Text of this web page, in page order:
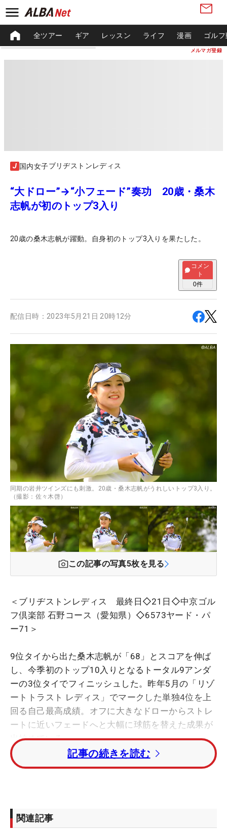
メルマガ登録
全ツアー ギア レッスン ライフ 漫画 ゴル
国内女子ブリヂストンレディス
“大ドロー”→“小フェード”奏功 20歳・桑木
志帆が初のトップ3入り
20歳の桑木志帆が躍動。自身初のトップ3入りを果たした。
コメン
ト
0件
配信日時： 2023年5月21日 20時12分
同期の岩井ツインズにも刺激。20歳・桑木志帆がうれしいトップ3入り。
（撮影：佐々木啓）
この記事の写真5枚を見る
＜ブリヂストンレディス 最終日◇21日◇中京ゴル
フ倶楽部 石野コース（愛知県）◇6573ヤード・パ
ー71＞
9位タイから出た桑木志帆が「68」とスコアを伸ば
し、今季初のトップ10入りとなるトータル9アンダ
ーの3位タイでフィニッシュした。昨年5月の「リゾ
ートトラスト レディス」でマークした単独4位を上
回る自己最高成績。オフに大きなドローからストレ
ートに近いフェードへと大幅に球筋を替えた成果が
出始めている。
大会に珍プレー大賞のようなものがあれば、間違い
の右から攻めるが、桑木は左に大きく引っ掛けた。
ボールは池の左淵の岩に跳ねると、続いて浅い池に
記事の続きを読む
関連記事